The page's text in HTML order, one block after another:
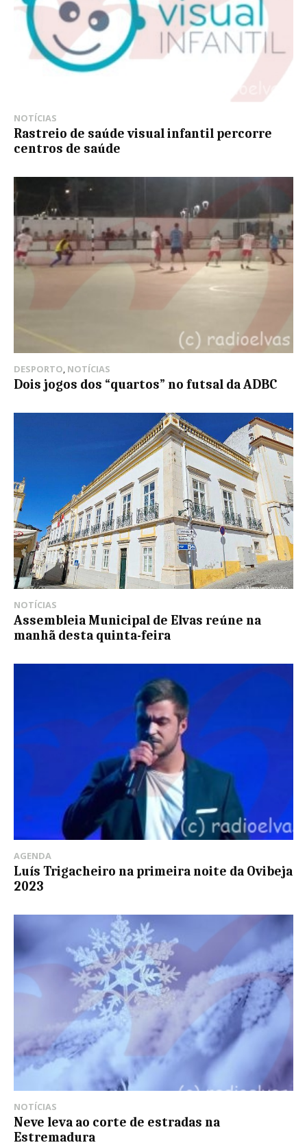
NOTÍCIAS
Rastreio de saúde visual infantil percorre
centros de saúde
DESPORTO NOTÍCIAS
Dois jogos dos “quartos” no futsal da ADBC
NOTÍCIAS
Assembleia Municipal de Elvas reúne na
manhã desta quinta-feira
AGENDA
Luís Trigacheiro na primeira noite da Ovibeja
2023
NOTÍCIAS
Neve leva ao corte de estradas na
Estremadura